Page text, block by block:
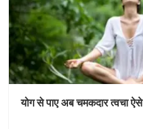
योग से पाए अब चमकदार त्वचा ऐसे